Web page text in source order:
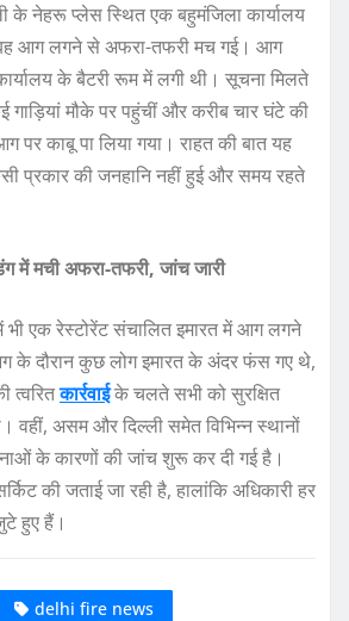
के नेहरू प्लेस स्थित एक बहुमंजिला कार्यालय
आग लगने से अफरा-तफरी मच गई। आग
के बैटरी रूम में लगी थी। सूचना मिलते
गाड़ियां मौके पर पहुंचीं और करीब चार घंटे की
काबू पा लिया गया। राहत की बात यह
प्रकार की जनहानि नहीं हुई और समय रहते
में मची अफरा-तफरी, जांच जारी
भी एक रेस्टोरेंट संचालित इमारत में आग लगने
दौरान कुछ लोग इमारत के अंदर फंस गए थे,
त्वरितकार्रवाईके चलते सभी को सुरक्षित
वहीं, असम और दिल्ली समेत विभिन्न स्थानों
के कारणों की जांच शुरू कर दी गई है।
की जताई जा रही है, हालांकि अधिकारी हर
हुए हैं।
delhi fire news